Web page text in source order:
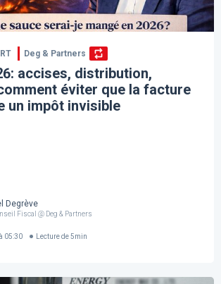
Deg & Partners
accises, distribution,
éviter que la facture
un impôt invisible
Degrève
Fiscal @ Deg & Partners
05:30 Lecture de 5min